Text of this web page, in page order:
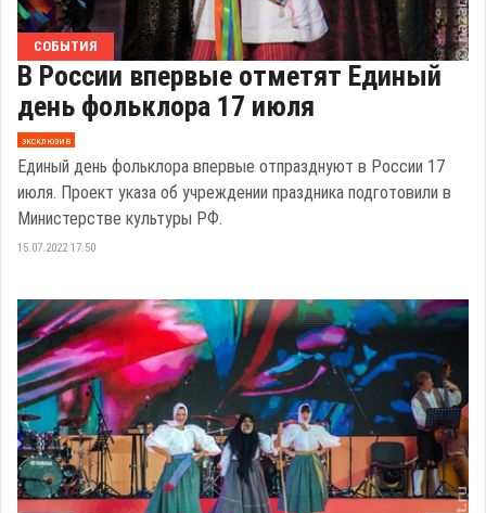
СОБЫТИЯ
В России впервые отметят Единый
день фольклора 17 июля
эксклюзив
Единый день фольклора впервые отпразднуют в России 17
июля. Проект указа об учреждении праздника подготовили в
Министерстве культуры РФ.
15.07.2022 17:50